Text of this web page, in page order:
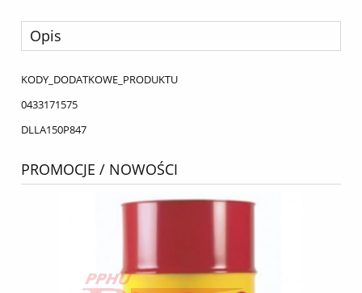
Opis
KODY_DODATKOWE_PRODUKTU
0433171575
DLLA150P847
PROMOCJE / NOWOŚCI